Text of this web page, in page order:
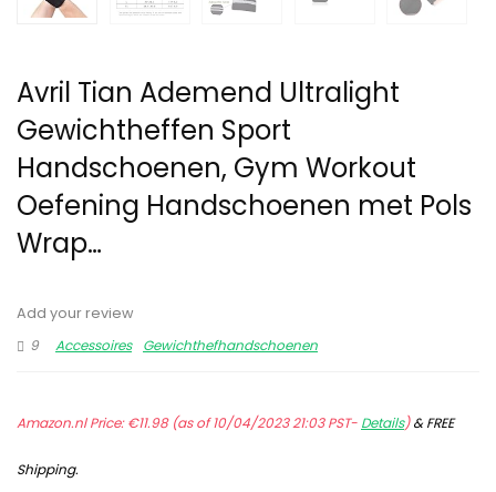
Avril Tian Ademend Ultralight
Gewichtheffen Sport
Handschoenen, Gym Workout
Oefening Handschoenen met Pols
Wrap…
Add your review
9
Accessoires Gewichthefhandschoenen
Amazon.nl Price:€11.98(as of 10/04/2023 21:03 PST- Details)&FREE
Shipping.